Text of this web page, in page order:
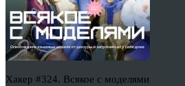
Хакер #324. Всякое с моделями